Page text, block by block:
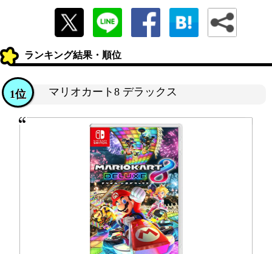
ランキング結果・順位
マリオカート8 デラックス
1位